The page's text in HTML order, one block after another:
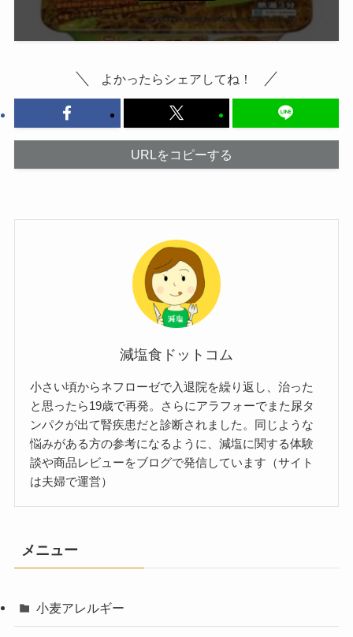
よかったらシェアしてね！
URLをコピーする
減塩食ドットコム
小さい頃からネフローゼで入退院を繰り返し、治った
と思ったら19歳で再発。さらにアラフォーでまた尿タ
ンパクが出て腎疾患だと診断されました。同じような
悩みがある方の参考になるように、減塩に関する体験
談や商品レビューをブログで発信しています（サイト
は夫婦で運営）
メニュー
小麦アレルギー